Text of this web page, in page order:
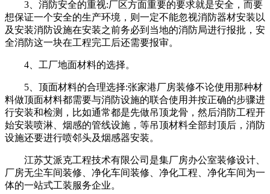
3、消防安全的重视:厂区方面重要的要求就是安全，而要
想保证一个安全的生产环境，则一定不能忽视消防器材安装以
及安装消防设施在安装之前务必到当地的消防局进行报批，安
全消防这一块在工程完工后还需要报审。
4、工厂地面材料的选择。
5、顶面材料的合理选择:张家港厂房装修不论使用那种材
料做顶面材料都需要与消防设施的联合使用并按正确的步骤进
行安装和检测，比如通常都是先做吊顶龙骨，然后消防工程开
始安装喷淋、烟感的管线设施，等吊顶材料全部封顶后，消防
设施还要进行喷邻头及烟感器安装。
江苏艾派克工程技术有限公司是集厂房办公室装修设计、
厂房无尘车间装修、净化车间装修、净化工程、净化车间为一
体的一站式工装服务企业。